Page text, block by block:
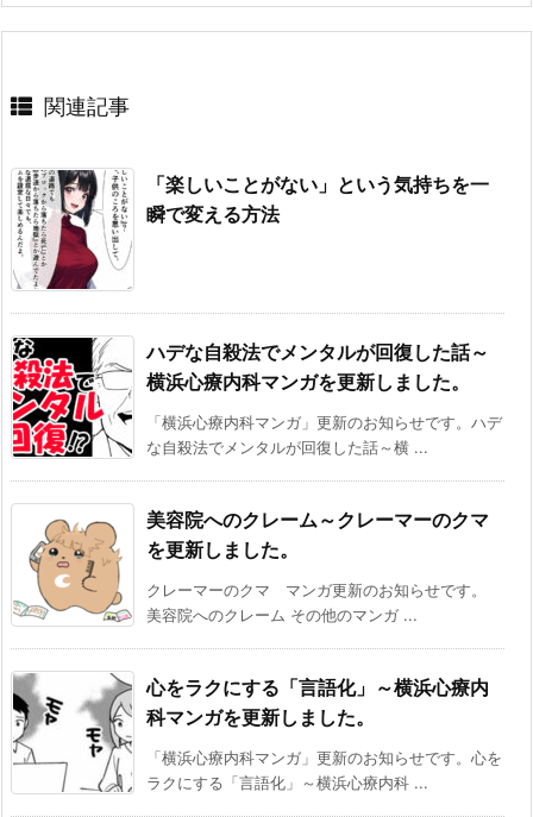
関連記事
「楽しいことがない」という気持ちを一
瞬で変える方法
ハデな自殺法でメンタルが回復した話～
横浜心療内科マンガを更新しました。
「横浜心療内科マンガ」更新のお知らせです。ハデ
な自殺法でメンタルが回復した話～横 ...
美容院へのクレーム～クレーマーのクマ
を更新しました。
クレーマーのクマ マンガ更新のお知らせです。
美容院へのクレーム その他のマンガ ...
心をラクにする「言語化」～横浜心療内
科マンガを更新しました。
「横浜心療内科マンガ」更新のお知らせです。心を
ラクにする「言語化」～横浜心療内科 ...